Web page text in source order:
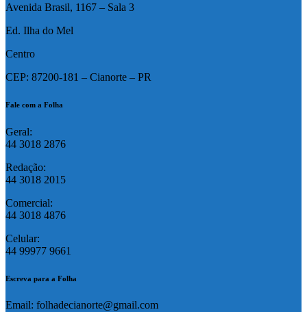
Avenida Brasil, 1167 – Sala 3
Ed. Ilha do Mel
Centro
CEP: 87200-181 – Cianorte – PR
Fale com a Folha
Geral:
44 3018 2876
Redação:
44 3018 2015
Comercial:
44 3018 4876
Celular:
44 99977 9661
Escreva para a Folha
Email: folhadecianorte@gmail.com